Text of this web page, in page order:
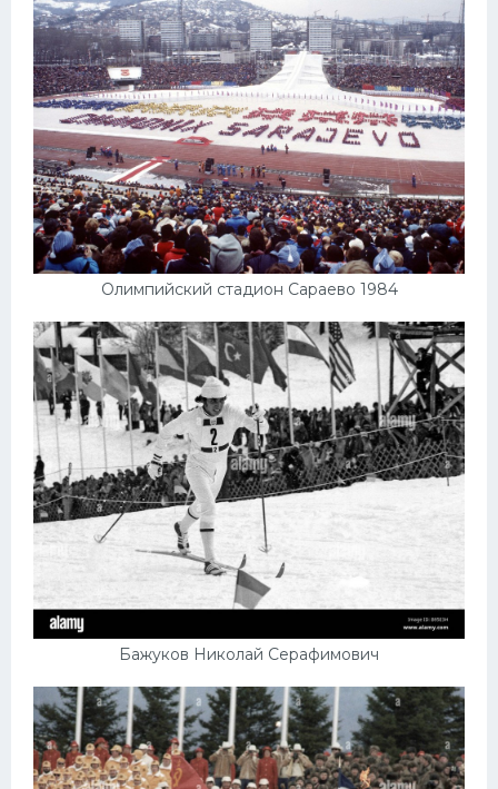
Олимпийский стадион Сараево 1984
Бажуков Николай Серафимович